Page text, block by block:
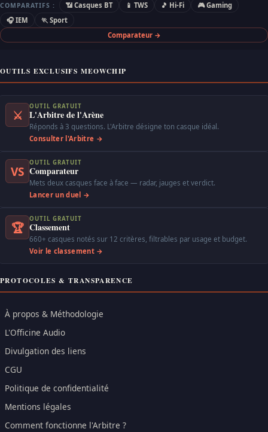
COMPARATIFS : 📶 Casques BT 📱 TWS 🎵 Hi-Fi
🎮 Gaming
🎧 IEM
🏃 Sport
Comparateur →
OUTILS EXCLUSIFS MEOWCHIP
⚔
OUTIL GRATUIT
L'Arbitre de l'Arène
Réponds à 3 questions. L'Arbitre désigne ton casque idéal.
Consulter l'Arbitre →
VS
OUTIL GRATUIT
Comparateur
Mets deux casques face à face — radar, jauges et verdict.
Lancer un duel →
🏆
OUTIL GRATUIT
Classement
660+ casques notés sur 12 critères, filtrables par usage et budget.
Voir le classement →
PROTOCOLES & TRANSPARENCE
À propos & Méthodologie
L'Officine Audio
Divulgation des liens
CGU
Politique de confidentialité
Mentions légales
Comment fonctionne l'Arbitre ?